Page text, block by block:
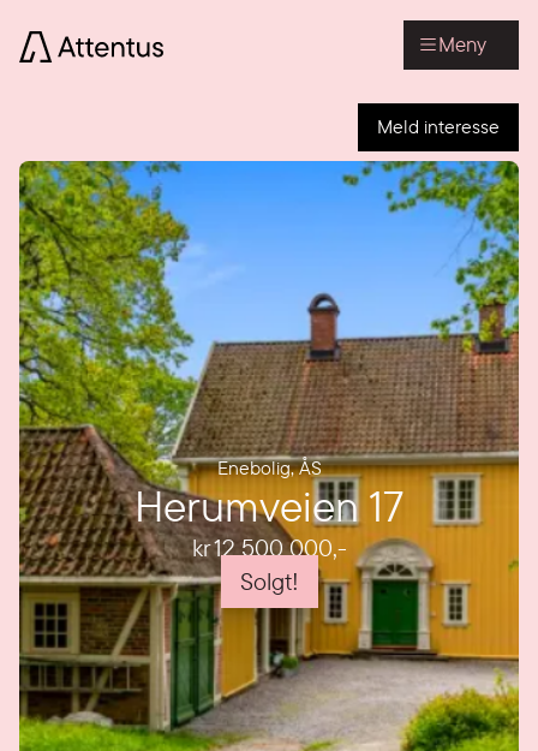
Meny
Meld interesse
Enebolig,ÅS
Herumveien 17
kr 12 500 000,-
Solgt!